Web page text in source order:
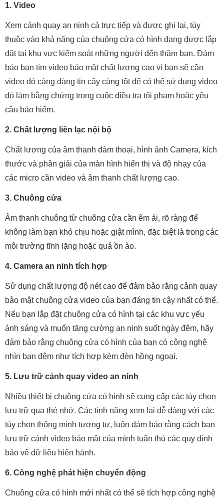
1. Video
Xem cảnh quay an ninh cả trực tiếp và được ghi lại, tùy
thuộc vào khả năng của chuông cửa có hình đang được lắp
đặt tại khu vực kiểm soát những người đến thăm bạn. Đảm
bảo bạn tìm video bảo mật chất lượng cao vì bạn sẽ cần
video đó càng đáng tin cậy càng tốt để có thể sử dụng video
đó làm bằng chứng trong cuộc điều tra tội phạm hoặc yêu
cầu bảo hiểm.
2. Chất lượng liên lạc nội bộ
Chất lượng của âm thanh đàm thoại, hình ảnh Camera, kích
thước và phân giải của màn hình hiển thị và độ nhạy của
các micro cần video và âm thanh chất lượng cao.
3. Chuông cửa
Âm thanh chuông từ chuông cửa cần êm ái, rõ ràng để
không làm bạn khó chịu hoặc giật mình, đặc biệt là trong các
môi trường tĩnh lặng hoặc quá ồn ào.
4. Camera an ninh tích hợp
Sử dụng chất lượng độ nét cao để đảm bảo rằng cảnh quay
bảo mật chuông cửa video của bạn đáng tin cậy nhất có thể.
Nếu bạn lắp đặt chuông cửa có hình tại các khu vực yếu
ánh sáng và muốn tăng cường an ninh suốt ngày đêm, hãy
đảm bảo rằng chuông cửa có hình của bạn có công nghệ
nhìn ban đêm như tích hợp kèm đèn hồng ngoại.
5. Lưu trữ cảnh quay video an ninh
Nhiều thiết bị chuông cửa có hình sẽ cung cấp các tùy chọn
lưu trữ qua thẻ nhớ. Các tính năng xem lại dễ dàng với các
tùy chọn thông minh tương tự, luôn đảm bảo rằng cách bạn
lưu trữ cảnh video bảo mật của mình tuân thủ các quy định
bảo vệ dữ liệu hiện hành.
6. Công nghệ phát hiện chuyển động
Chuông cửa có hình mới nhất có thể sẽ tích hợp công nghệ